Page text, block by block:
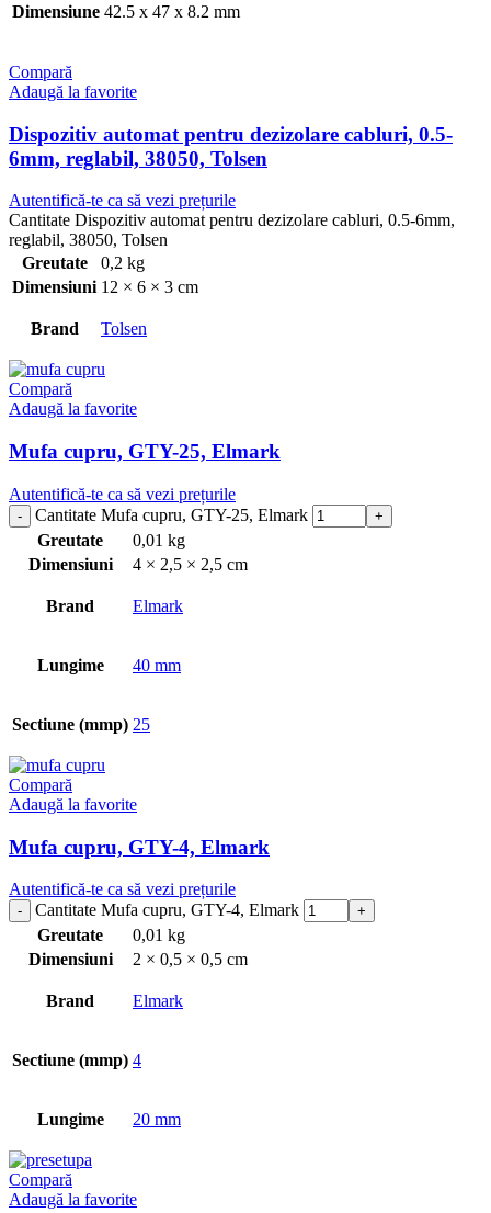
Dimensiune 42.5 x 47 x 8.2 mm
Compară
Adaugă la favorite
Dispozitiv automat pentru dezizolare cabluri, 0.5-
6mm, reglabil, 38050, Tolsen
Autentifică-te ca să vezi prețurile
Cantitate Dispozitiv automat pentru dezizolare cabluri, 0.5-6mm,
reglabil, 38050, Tolsen
Greutate
0,2 kg
Dimensiuni 12 × 6 × 3 cm
Brand Tolsen
Compară
Adaugă la favorite
Mufa cupru, GTY-25, Elmark
Autentifică-te ca să vezi prețurile
Cantitate Mufa cupru, GTY-25, Elmark
Greutate
0,01 kg
Dimensiuni
4 × 2,5 × 2,5 cm
Brand Elmark
Lungime 40 mm
Sectiune (mmp) 25
Compară
Adaugă la favorite
Mufa cupru, GTY-4, Elmark
Autentifică-te ca să vezi prețurile
Cantitate Mufa cupru, GTY-4, Elmark
Greutate
0,01 kg
Dimensiuni
2 × 0,5 × 0,5 cm
Brand Elmark
Sectiune (mmp) 4
Lungime 20 mm
Compară
Adaugă la favorite